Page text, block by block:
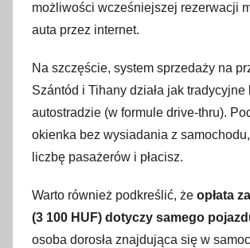
możliwości wcześniejszej rezerwacji
auta przez internet.
Na szczęście, system sprzedaży na
Szántód i Tihany działa jak tradycyjne
autostradzie (w formule drive-thru).
okienka bez wysiadania z
liczbę pasażerów i płacisz.
Warto również podkreślić, że opłata
(3 100 HUF) dotyczy samego
osoba dorosła znajdująca się w